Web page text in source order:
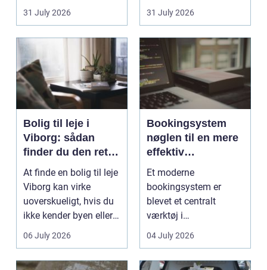
hjemmet. Flammerne
31 July 2026
København. Byen er
fyldt med dygtige...
31 July 2026
Bolig til leje i
Viborg: sådan
finder du den rette
lejlighed
At finde en bolig til leje
Viborg kan virke
uoverskueligt, hvis du
ikke kender byen eller
det lokale...
06 July 2026
Bookingsystem
nøglen til en mere
effektiv
klinikhverdag
Et moderne
bookingsystem er
blevet et centralt
værktøj i
sundhedssektoren.
Klinikker, praksis og
beh...
04 July 2026